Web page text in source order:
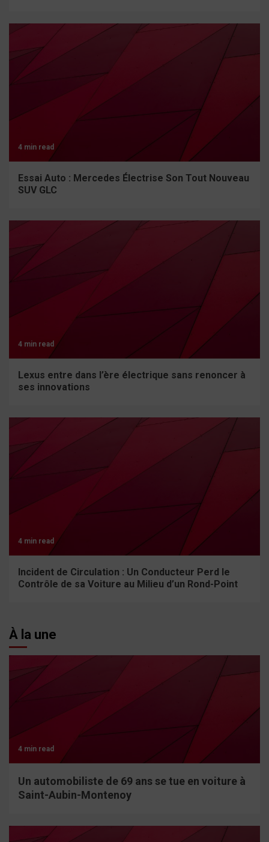
4 min read
Essai Auto : Mercedes Électrise Son Tout Nouveau
SUV GLC
4 min read
Lexus entre dans l’ère électrique sans renoncer à
ses innovations
4 min read
Incident de Circulation : Un Conducteur Perd le
Contrôle de sa Voiture au Milieu d’un Rond-Point
À la une
4 min read
Un automobiliste de 69 ans se tue en voiture à
Saint-Aubin-Montenoy